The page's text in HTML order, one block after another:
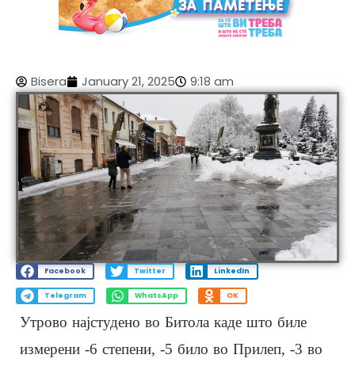
Bisera January 21, 2025 9:18 am
Facebook Twitter LinkedIn
Telegram WhatsApp OK
Утрово најстудено во Битола каде што биле
измерени -6 степени, -5 било во Прилеп, -3 во